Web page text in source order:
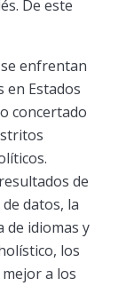
De este
enfrentan
en Estados
concertado
de
datos, la
de idiomas y
los
a los